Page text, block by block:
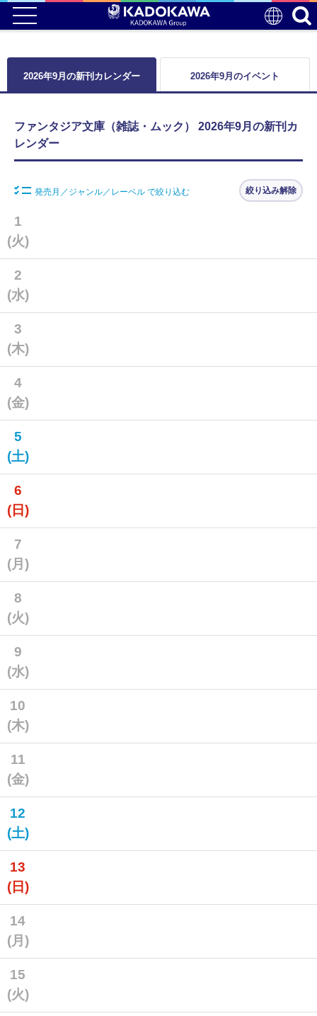
2026年9月の新刊カレンダー 2026年9月のイベント
ファンタジア文庫（雑誌・ムック） 2026年9月の新刊カ
レンダー
発売月／ジャンル／レーベル で絞り込む 絞り込み解除
1
(火)
2
(水)
3
(木)
4
(金)
5
(土)
6
(日)
7
(月)
8
(火)
9
(水)
10
(木)
11
(金)
12
(土)
13
(日)
14
(月)
15
(火)